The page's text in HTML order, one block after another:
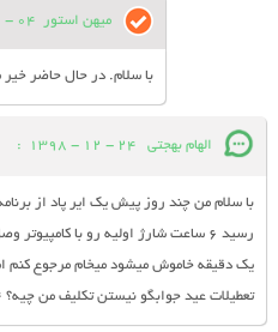
میهن استور 04 - 06 - 1398
با سلام. در حال حاضر خیر
الهام بهجتی 24 - 12 - 1398
:
با سلام من چند روز پیش یک ایر پاد از
رسید ۶ ساعت شارژ اولیه رو با
یک دقیقه خاموش میشود میخام مرجوع کنم
تعطیلات عید جوابگو نیستن تکلیف من چیه؟ ۲۴اسفند به دستم رسیدا با تشکر